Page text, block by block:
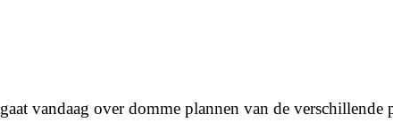
gaat vandaag over domme plannen van de